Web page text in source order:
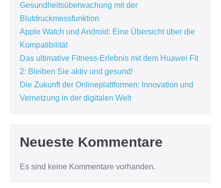
Gesundheitsüberwachung mit der
Blutdruckmessfunktion
Apple Watch und Android: Eine Übersicht über die
Kompatibilität
Das ultimative Fitness-Erlebnis mit dem Huawei Fit
2: Bleiben Sie aktiv und gesund!
Die Zukunft der Onlineplattformen: Innovation und
Vernetzung in der digitalen Welt
Neueste Kommentare
Es sind keine Kommentare vorhanden.